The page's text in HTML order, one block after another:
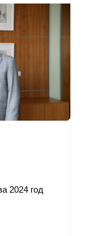
2024 год